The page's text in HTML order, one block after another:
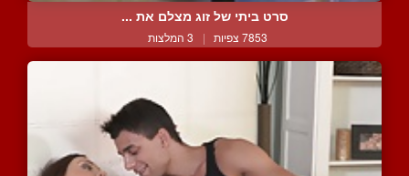
סרט ביתי של זוג מצלם את ...
7853 צפיות | 3 המלצות